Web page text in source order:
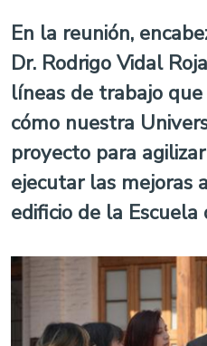
En la reunión,
Dr. Rodrigo Vidal
líneas de trabajo
cómo nuestra
proyecto para
ejecutar las mejoras
edificio de la